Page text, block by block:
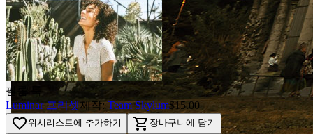
필름 룩
Luminar 프리셋제작: Team Skylum$15.00
favorite_border 위시리스트에 추가하기 shopping_cart 장바구니에 담기